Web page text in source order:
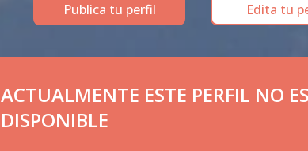
Publica tu perfil Edita tu
ACTUALMENTE ESTE PERFIL NO
DISPONIBLE